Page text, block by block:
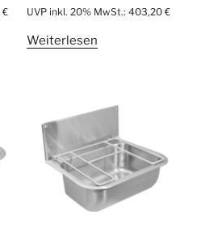
€ UVP inkl. 20% MwSt.: 403,20 €
Weiterlesen